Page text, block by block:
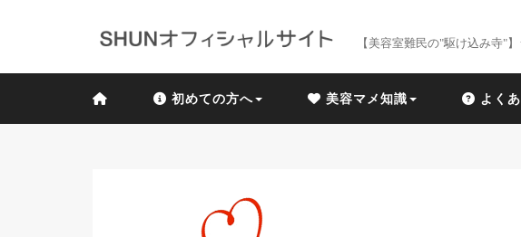
【美容室難民の"駆け込み寺"
初めての方へ 美容マメ知識 よく